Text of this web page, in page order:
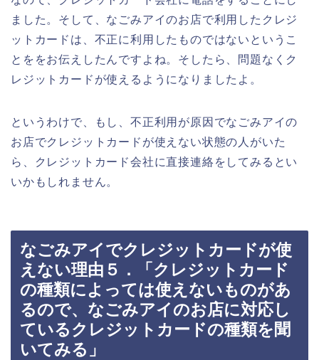
ました。そして、なごみアイのお店で利用したクレジ
ットカードは、不正に利用したものではないというこ
とををお伝えしたんですよね。そしたら、問題なくク
レジットカードが使えるようになりましたよ。
というわけで、もし、不正利用が原因でなごみアイの
お店でクレジットカードが使えない状態の人がいた
ら、クレジットカード会社に直接連絡をしてみるとい
いかもしれません。
なごみアイでクレジットカードが使
えない理由５．「クレジットカード
の種類によっては使えないものがあ
るので、なごみアイのお店に対応し
ているクレジットカードの種類を聞
いてみる」